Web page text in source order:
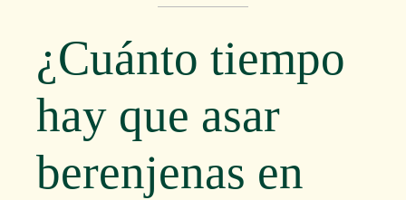
¿Cuánto tiempo
hay que asar
berenjenas en